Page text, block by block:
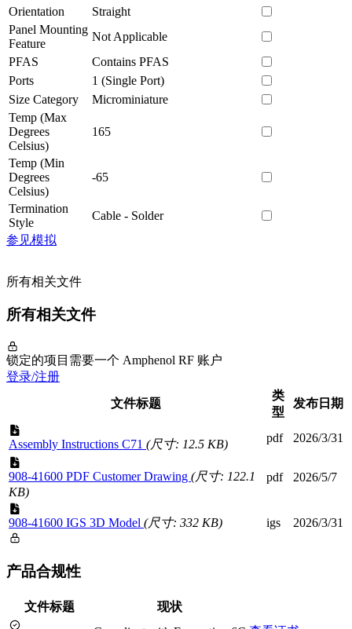
Orientation
Straight
Panel Mounting
Feature
Not Applicable
PFAS
Contains PFAS
Ports
1 (Single Port)
Size Category
Microminiature
Temp (Max
Degrees
Celsius)
165
Temp (Min
Degrees
Celsius)
-65
Termination
Style
Cable - Solder
参见模拟
所有相关文件
所有相关文件
锁定的项目需要一个 Amphenol RF 账户
登录/注册
文件标题
类
型
发布日期
Assembly Instructions C71 (尺寸: 12.5 KB) pdf 2026/3/31
908-41600 PDF Customer Drawing (尺寸: 122.1
KB)
pdf 2026/5/7
908-41600 IGS 3D Model (尺寸: 332 KB) igs 2026/3/31
产品合规性
文件标题
现状